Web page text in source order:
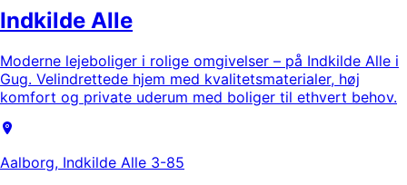
Indkilde Alle
Moderne lejeboliger i rolige omgivelser – på Indkilde Alle i
Gug. Velindrettede hjem med kvalitetsmaterialer, høj
komfort og private uderum med boliger til ethvert behov.
Aalborg, Indkilde Alle 3-85